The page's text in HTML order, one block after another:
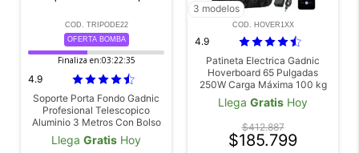
COD. TRIPODE22
OFERTA BOMBA
Finaliza en:03:22:34
4.9
Soporte Porta Fondo Gadnic
Profesional Telescopico
Aluminio 3 Metros Con Bolso
Llega Gratis Hoy
3 modelos
COD. HOVER1XX
4.9
Patineta Electrica Gadnic
Hoverboard 65 Pulgadas
250W Carga Máxima 100 kg
Autonomía 6-8 km Batería
Litio 1,8Ah
Llega Gratis Hoy
$412.887
$185.799